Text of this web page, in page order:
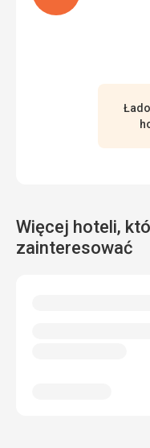
Więcej hoteli,
zainteresować